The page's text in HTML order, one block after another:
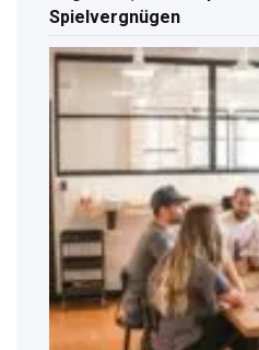
Spielvergnügen